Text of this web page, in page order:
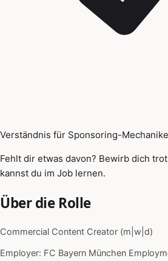
Verständnis für Sponsoring-
Fehlt dir etwas davon? Bewirb dich
kannst du im Job lernen.
Über die Rolle
Commercial Content Creator (m|w|d)
Employer: FC Bayern München